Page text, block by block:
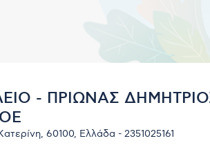
- ΠΡΙΩΝΑΣ
60100, Ελλάδα - 2351025161